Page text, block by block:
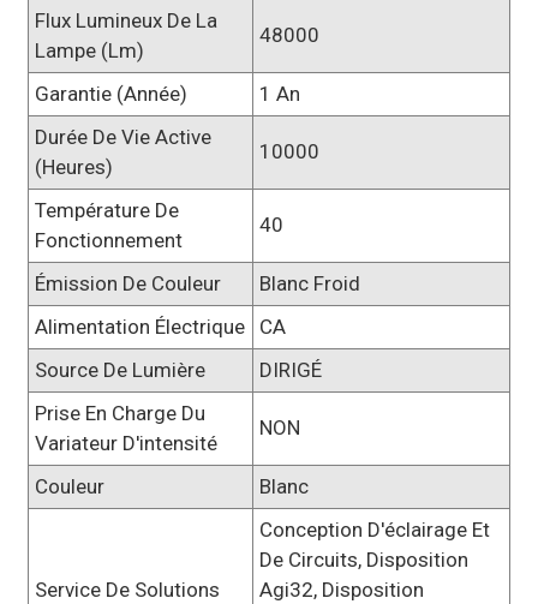
Flux Lumineux De La
Lampe (lm)
48000
Garantie (année)
1 An
Durée De Vie Active
(heures)
10000
Température De
Fonctionnement
40
Émission De Couleur
Blanc Froid
Alimentation Électrique
CA
Source De Lumière
DIRIGÉ
Prise En Charge Du
Variateur D'intensité
NON
Couleur Blanc
Service De Solutions
Conception D'éclairage Et
De Circuits, Disposition
Agi32, Disposition